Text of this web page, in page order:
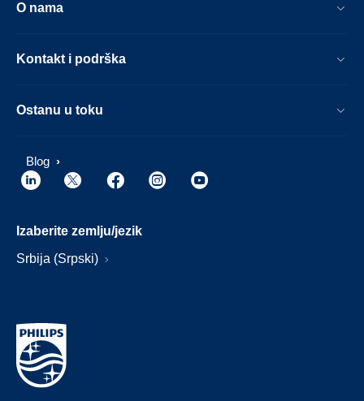
O nama
Kontakt i podrška
Ostanu u toku
Blog
Izaberite zemlju/jezik
Srbija (Srpski)